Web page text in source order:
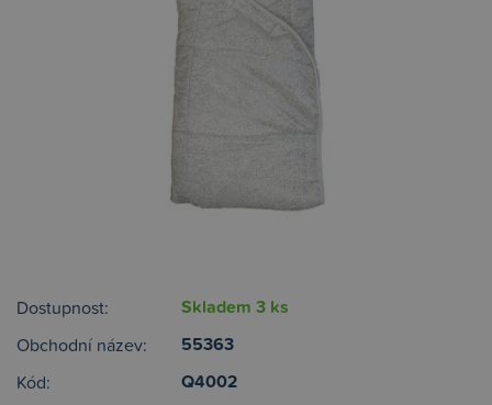
Dostupnost: Skladem 3 ks
Obchodní název: 55363
Kód: Q4002